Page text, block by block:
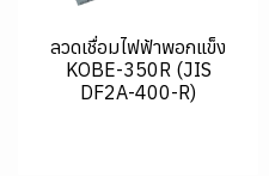
ลวดเชื่อมไฟฟ้าพอกแข็ง
KOBE-350R (JIS
DF2A-400-R)